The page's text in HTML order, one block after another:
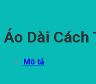
Áo Dài Cách
Mô tả